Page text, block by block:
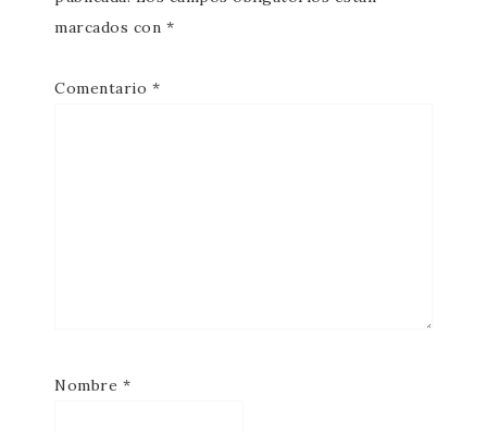
marcados con *
Comentario *
Nombre *